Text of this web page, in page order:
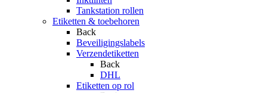
Tankstation rollen
Etiketten & toebehoren
Back
Beveiligingslabels
Verzendetiketten
Back
DHL
Etiketten op rol